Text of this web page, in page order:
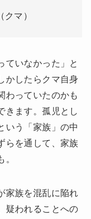
クマ）
ていなかった」と
かしたらクマ自身
わっていたのかも
ます。孤児とし
いう「家族」の中
らを通して、家族
家族を混乱に陥れ
疑われることへの